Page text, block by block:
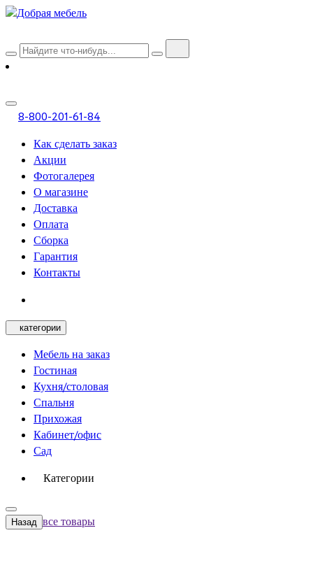
8-800-201-61-84
Как сделать заказ
Акции
Фотогалерея
О магазине
Доставка
Оплата
Сборка
Гарантия
Контакты
категории
Мебель на заказ
Гостиная
Кухня/столовая
Спальня
Прихожая
Кабинет/офис
Сад
Категории
Назад все товары